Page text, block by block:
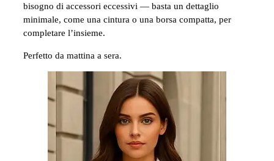
bisogno di accessori eccessivi — basta un dettaglio
minimale, come una cintura o una borsa compatta, per
completare l’insieme.
Perfetto da mattina a sera.